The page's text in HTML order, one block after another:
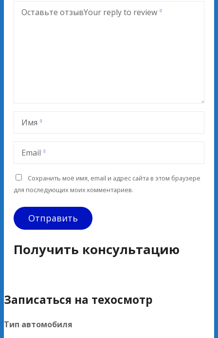
Оставьте отзывYour reply to review
Имя
Email
Сохранить моё имя, email и адрес сайта в этом браузере
для последующих моих комментариев.
Получить консультацию
Записаться на техосмотр
Тип автомобиля